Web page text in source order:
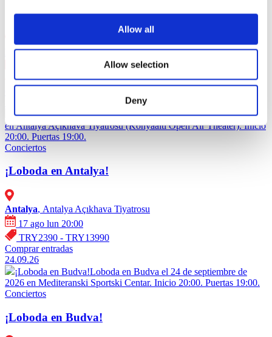
Allow all
Allow selection
Deny
¡Valery Meladze en Malmö!
Malmo, Malmö live concert hall
SEK690 - SEK1990
¡Loboda en Antalya!Loboda en Antalya el 17 de agosto de 2026
en Antalya Açıkhava Tiyatrosu (Konyaaltı Open Air Theater). Inicio
20:00. Puertas 19:00.
Conciertos
¡Loboda en Antalya!
Antalya, Antalya Açıkhava Tiyatrosu
17 ago lun 20:00
TRY2390 - TRY13990
Comprar entradas
24.09.26
¡Loboda en Budva!Loboda en Budva el 24 de septiembre de
2026 en Mediteranski Sportski Centar. Inicio 20:00. Puertas 19:00.
Conciertos
¡Loboda en Budva!